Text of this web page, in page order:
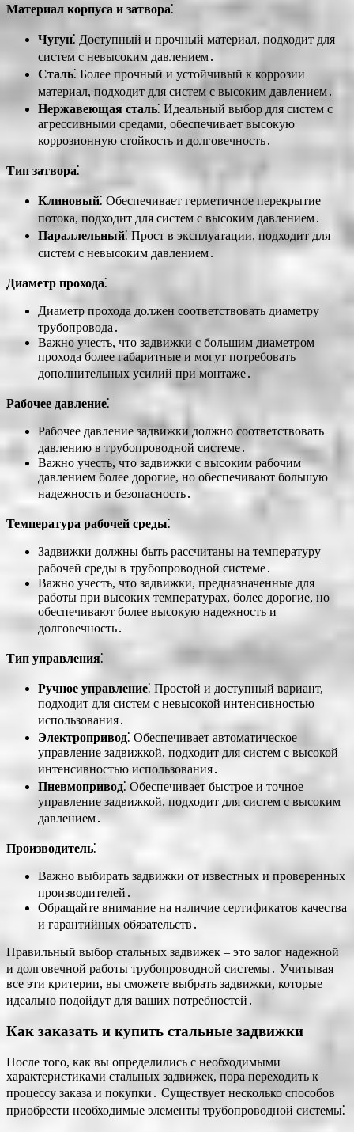
Материал корпуса и затвора⁚
Чугун⁚ Доступный и прочный материал, подходит для
систем с невысоким давлением․
Сталь⁚ Более прочный и устойчивый к коррозии
материал, подходит для систем с высоким давлением․
Нержавеющая сталь⁚ Идеальный выбор для систем с
агрессивными средами, обеспечивает высокую
коррозионную стойкость и долговечность․
Тип затвора⁚
Клиновый⁚ Обеспечивает герметичное перекрытие
потока, подходит для систем с высоким давлением․
Параллельный⁚ Прост в эксплуатации, подходит для
систем с невысоким давлением․
Диаметр прохода⁚
Диаметр прохода должен соответствовать диаметру
трубопровода․
Важно учесть, что задвижки с большим диаметром
прохода более габаритные и могут потребовать
дополнительных усилий при монтаже․
Рабочее давление⁚
Рабочее давление задвижки должно соответствовать
давлению в трубопроводной системе․
Важно учесть, что задвижки с высоким рабочим
давлением более дорогие, но обеспечивают большую
надежность и безопасность․
Температура рабочей среды⁚
Задвижки должны быть рассчитаны на температуру
рабочей среды в трубопроводной системе․
Важно учесть, что задвижки, предназначенные для
работы при высоких температурах, более дорогие, но
обеспечивают более высокую надежность и
долговечность․
Тип управления⁚
Ручное управление⁚ Простой и доступный вариант,
подходит для систем с невысокой интенсивностью
использования․
Электропривод⁚ Обеспечивает автоматическое
управление задвижкой, подходит для систем с высокой
интенсивностью использования․
Пневмопривод⁚ Обеспечивает быстрое и точное
управление задвижкой, подходит для систем с высоким
давлением․
Производитель⁚
Важно выбирать задвижки от известных и проверенных
производителей․
Обращайте внимание на наличие сертификатов качества
и гарантийных обязательств․
Правильный выбор стальных задвижек – это залог надежной
и долговечной работы трубопроводной системы․ Учитывая
все эти критерии, вы сможете выбрать задвижки, которые
идеально подойдут для ваших потребностей․
Как заказать и купить стальные задвижки
После того, как вы определились с необходимыми
характеристиками стальных задвижек, пора переходить к
процессу заказа и покупки․ Существует несколько способов
приобрести необходимые элементы трубопроводной системы⁚